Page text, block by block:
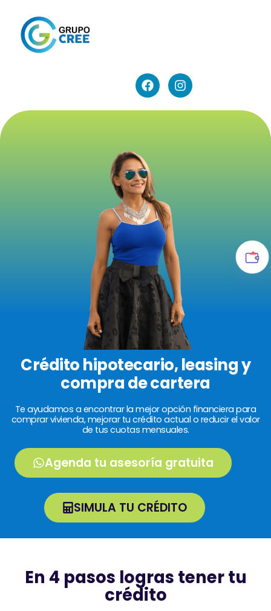
Crédito hipotecario, leasing y
compra de cartera
Te ayudamos a encontrar la mejor opción financiera para
comprar vivienda, mejorar tu crédito actual o reducir el valor
de tus cuotas mensuales.
Agenda tu asesoría gratuita
SIMULA TU CRÉDITO
En 4 pasos logras tener tu
crédito